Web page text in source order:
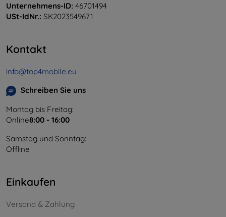
Unternehmens-ID: 46701494
USt-IdNr.: SK2023549671
Kontakt
info@top4mobile.eu
Schreiben Sie uns
Montag bis Freitag:
Online8:00 - 16:00
Samstag und Sonntag:
Offline
Einkaufen
Versand & Zahlung